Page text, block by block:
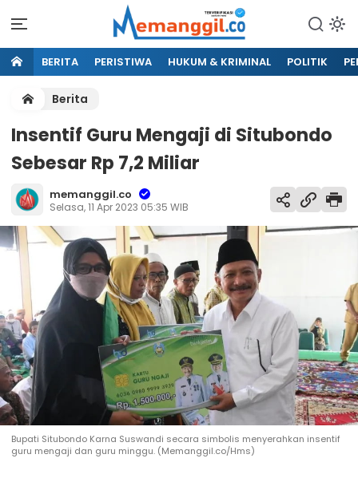
BERITA PERISTIWA HUKUM & KRIMINAL POLITIK
Berita
Insentif Guru Mengaji di Situbondo
Sebesar Rp 7,2 Miliar
memanggil.co
Selasa, 11 Apr 2023 05:35 WIB
Bupati Situbondo Karna Suswandi secara simbolis menyerahkan insentif
guru mengaji dan guru minggu. (Memanggil.co/Hms)